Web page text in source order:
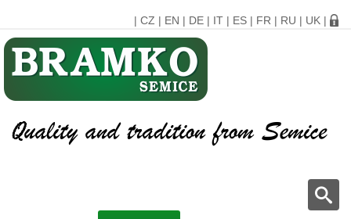
| CZ | EN | DE | IT | ES | FR | RU | UK |